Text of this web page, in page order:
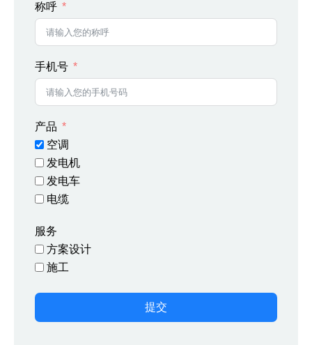
称呼
手机号
产品
空调
发电机
发电车
电缆
服务
方案设计
施工
提交